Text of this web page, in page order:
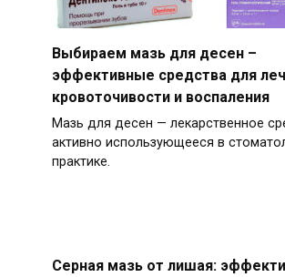
Выбираем мазь для десен –
эффективные средства для
кровоточивости и воспаления
Мазь для десен — лекарственное
активно использующееся в
практике.
Серная мазь от лишая: